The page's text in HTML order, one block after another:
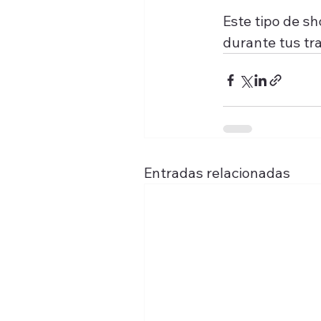
Este tipo de
durante tus
Entradas relacionadas